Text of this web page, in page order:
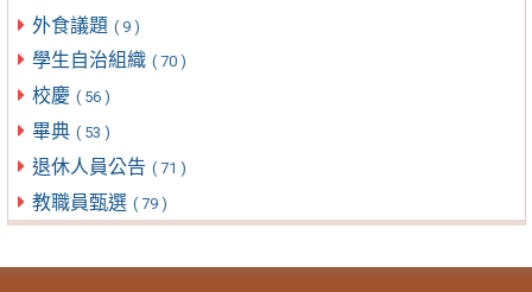
外食議題 ( 9 )
學生自治組織 ( 70 )
校慶 ( 56 )
畢典 ( 53 )
退休人員公告 ( 71 )
教職員甄選 ( 79 )